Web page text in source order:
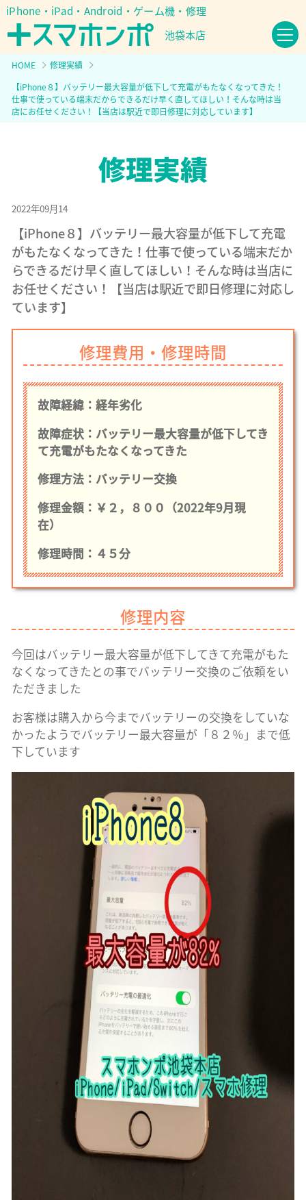
iPhone・iPad・Android・ゲーム機・修理
池袋本店
HOME
修理実績
【iPhone８】バッテリー最大容量が低下して充電がもたなくなってきた！
仕事で使っている端末だからできるだけ早く直してほしい！そんな時は当
店にお任せください！【当店は駅近で即日修理に対応しています】
2022年09月14
【iPhone８】バッテリー最大容量が低下して充電
がもたなくなってきた！仕事で使っている端末だか
らできるだけ早く直してほしい！そんな時は当店に
お任せください！【当店は駅近で即日修理に対応し
ています】
修理費用・修理時間
故障経緯：経年劣化
故障症状：バッテリー最大容量が低下してき
て充電がもたなくなってきた
修理方法：バッテリー交換
修理金額：￥２，８００（2022年9月現
在）
修理時間：４５分
修理内容
今回はバッテリー最大容量が低下してきて充電がもた
なくなってきたとの事でバッテリー交換のご依頼をい
ただきました
お客様は購入から今までバッテリーの交換をしていな
かったようでバッテリー最大容量が「８２％」まで低
下しています